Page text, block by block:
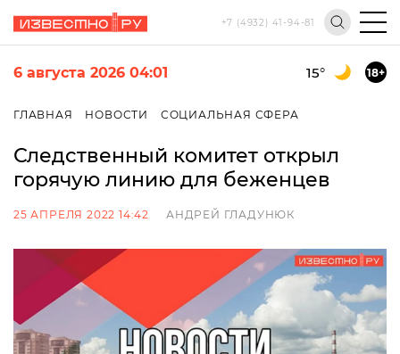
+7 (4932) 41-94-81
6 августа 2026 04:01 15° 18+
ГЛАВНАЯ НОВОСТИ СОЦИАЛЬНАЯ СФЕРА
Следственный комитет открыл
горячую линию для беженцев
25 АПРЕЛЯ 2022 14:42 АНДРЕЙ ГЛАДУНЮК